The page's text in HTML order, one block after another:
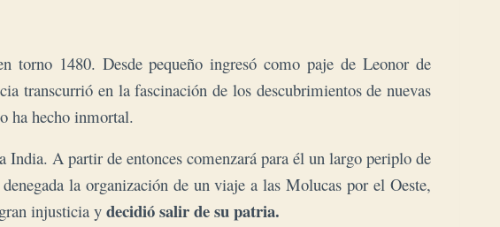
torno 1480. Desde pequeño ingresó como paje de Leonor de
transcurrió en la fascinación de los descubrimientos de nuevas
ha hecho inmortal.
A partir de entonces comenzará para él un largo periplo de
la organización de un viaje a las Molucas por el Oeste,
injusticia ydecidió salir de su patria.